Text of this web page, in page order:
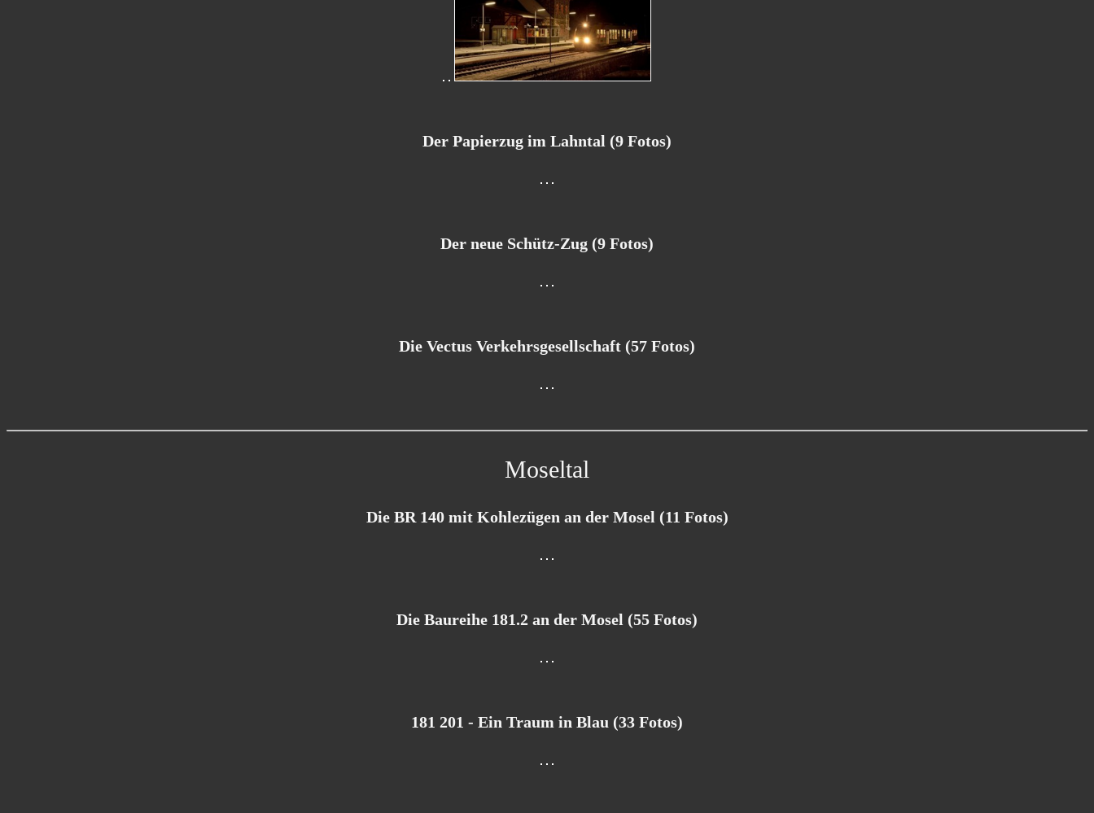
Der Papierzug im Lahntal (9 Fotos)
Der neue Schütz-Zug (9 Fotos)
Die Vectus Verkehrsgesellschaft (57 Fotos)
Moseltal
Die BR 140 mit Kohlezügen an der Mosel (11 Fotos)
Die Baureihe 181.2 an der Mosel (55 Fotos)
181 201 - Ein Traum in Blau (33 Fotos)